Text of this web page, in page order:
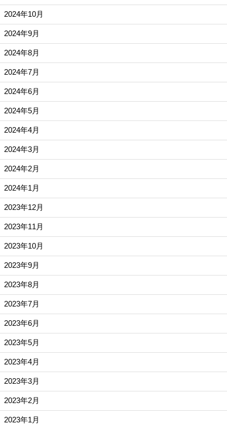
2024年10月
2024年9月
2024年8月
2024年7月
2024年6月
2024年5月
2024年4月
2024年3月
2024年2月
2024年1月
2023年12月
2023年11月
2023年10月
2023年9月
2023年8月
2023年7月
2023年6月
2023年5月
2023年4月
2023年3月
2023年2月
2023年1月